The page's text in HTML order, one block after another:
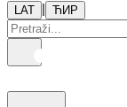
LAT | ЋИР